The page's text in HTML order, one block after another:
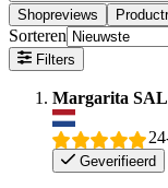
Shopreviews
Sorteren
Filters
Margarita
Geverifieerd